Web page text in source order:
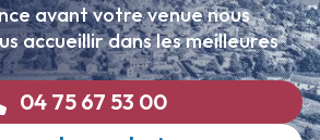
04 75 67 53 00
avant votre venue nous
accueillir dans les meilleures